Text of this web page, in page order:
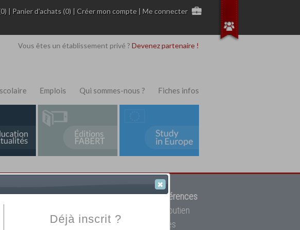
| Panier d'achats (0) |Créer mon compte |Me connecter
Vous êtes un établissement privé ? Devenez partenaire !
Emplois Qui sommes-nous ? Fiches infos
vous permet de trouver parmi12908 références
au supérieur, mais aussi des cours de soutien
Ce moteur regroupe toutes les écoles privées
Déjà inscrit ?